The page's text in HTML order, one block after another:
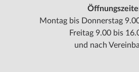
Montag bis Donnerstag
Freitag 9.00 bis
und nach